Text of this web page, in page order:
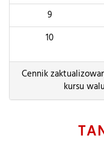
9
10
Cennik
kursu